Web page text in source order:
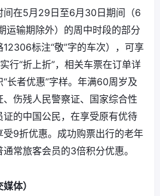
间在5月29日至6月30日期间（6
运输期除外）的周中时段的部分
标注“敬”字的车次），可享
行“折上折”，相关车票在订单详
长者优惠”字样。年满60周岁及
伤残人民警察证、国家综合性
的中国公民，在享受原有优待
9折优惠。成功购票出行的老年
常旅客会员的3倍积分优惠。
体）